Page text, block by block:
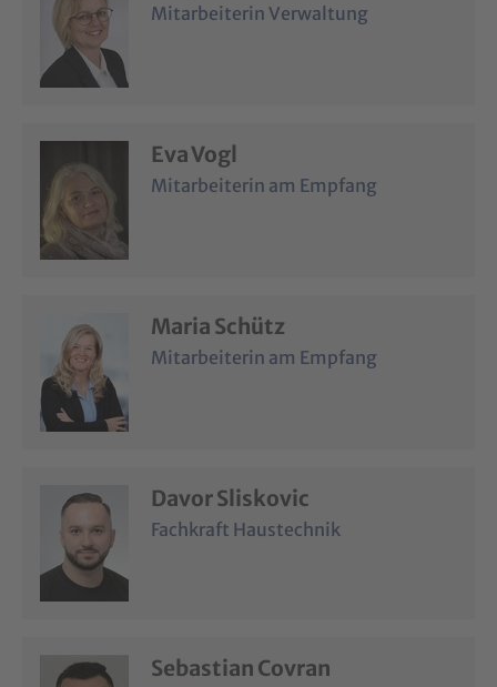
Mitarbeiterin Verwaltung
Eva Vogl
Mitarbeiterin am Empfang
Maria Schütz
Mitarbeiterin am Empfang
Davor Sliskovic
Fachkraft Haustechnik
Sebastian Covran